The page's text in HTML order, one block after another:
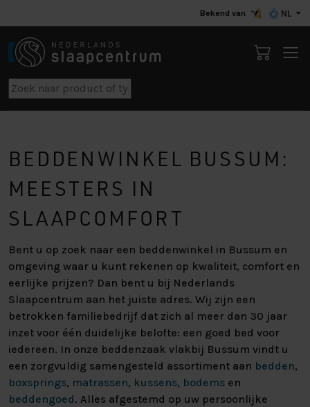
Bekend van NL
BEDDENWINKEL BUSSUM:
MEESTERS IN
SLAAPCOMFORT
Bent u op zoek naar een beddenwinkel in Bussum en
omgeving waar u kunt rekenen op kwaliteit, comfort en
eerlijke prijzen? Dan bent u bij Nederlands
Slaapcentrum aan het juiste adres. Wij zijn een
betrokken familiebedrijf dat zich al meer dan 30 jaar
inzet voor één duidelijke belofte: een goed bed voor
iedereen. In onze beddenzaak vlakbij Bussum vindt u
een zorgvuldig samengesteld assortiment aan bedden,
boxsprings, matrassen, kussens, bodems en
beddengoed. Alles afgestemd op uw persoonlijke